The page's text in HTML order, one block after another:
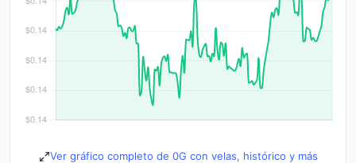
Ver gráfico completo de 0G con velas, histórico y más